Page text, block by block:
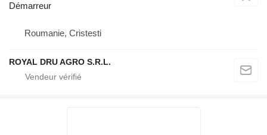
Démarreur
Roumanie, Cristesti
ROYAL DRU AGRO S.R.L.